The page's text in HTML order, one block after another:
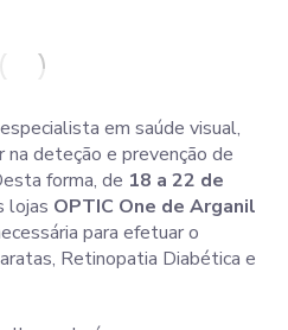
em saúde visual,
deteção e prevenção de
forma, de 18 a 22 de
lojas OPTIC One de Arganil
para efetuar o
Retinopatia Diabética e